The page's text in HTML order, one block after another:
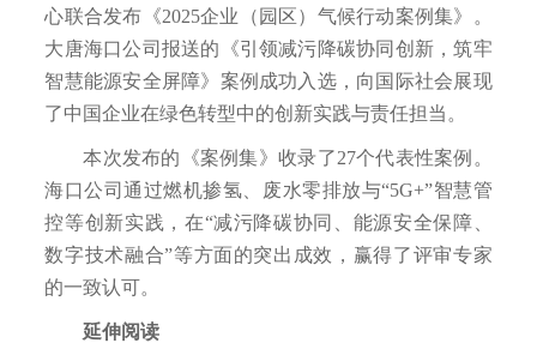
心联合发布《2025企业（园区）气候行动案例集》。
大唐海口公司报送的《引领减污降碳协同创新，筑牢
智慧能源安全屏障》案例成功入选，向国际社会展现
了中国企业在绿色转型中的创新实践与责任担当。
本次发布的《案例集》收录了27个代表性案例。
海口公司通过燃机掺氢、废水零排放与“5G+”智慧管
控等创新实践，在“减污降碳协同、能源安全保障、
数字技术融合”等方面的突出成效，赢得了评审专家
的一致认可。
延伸阅读